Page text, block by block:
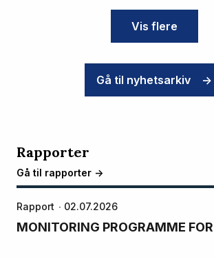
Vis flere
Gå til nyhetsarkiv ->
Rapporter
Gå til rapporter ->
Rapport 02.07.2026
MONITORING PROGRAMME FOR